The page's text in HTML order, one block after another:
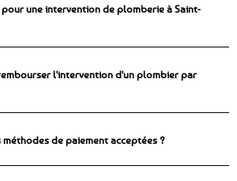
une intervention de plomberie à Saint-
l'intervention d'un plombier par
méthodes de paiement acceptées ?